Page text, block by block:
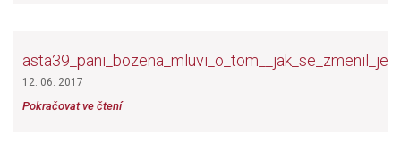
asta39_pani_bozena_mluvi_o_tom__jak_se_zmenil_je
12. 06. 2017
Pokračovat ve čtení